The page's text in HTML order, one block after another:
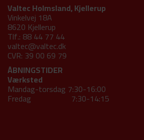
Valtec Holmsland, Kjellerup
Vinkelvej 18A
8620 Kjellerup
Tlf.: 88 44 77 44
valtec@valtec.dk
CVR: 39 00 69 79
ÅBNINGSTIDER
Værksted
Mandag-torsdag 7:30-16:00
Fredag 7:30-14:15